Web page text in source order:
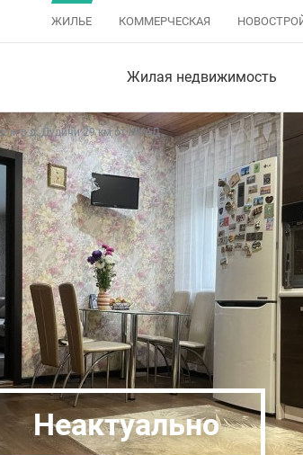
ЖИЛЬЕ КОММЕРЧЕСКАЯ
Жилая недвижимость
в д. Дудичи 29 км от МКАД
Неактуально